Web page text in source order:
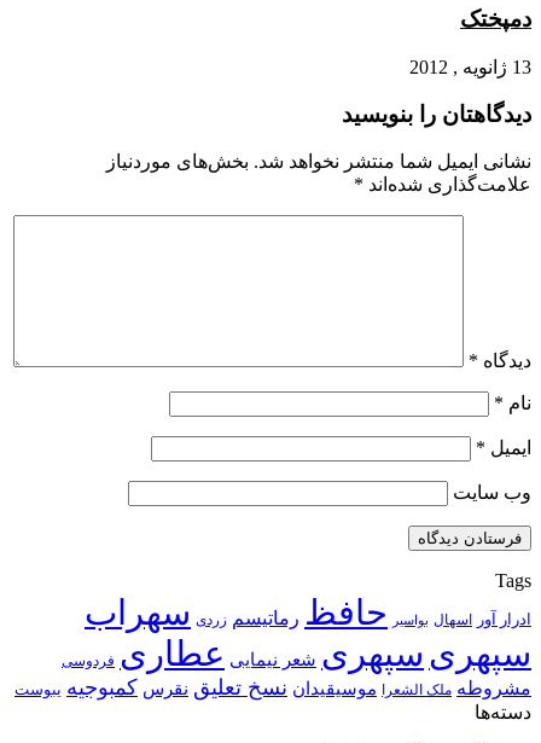
دمپختک
13 ژانویه , 2012
دیدگاهتان را بنویسید
نشانی ایمیل شما منتشر نخواهد شد. بخش‌های موردنیاز
علامت‌گذاری شده‌اند *
دیدگاه *
نام *
ایمیل *
وب‌ سایت
Tags
ادرار آور اسهال بواسیر حافظ رماتیسم زردی سهراب
سپهری سپهری شعر نیمایی عطاری فردوسی
مشروطه ملک الشعرا موسیقیدان نسخ تعلیق نقرس کمبوجیه یبوست
دسته‌ها